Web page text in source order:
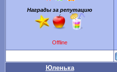
Награды за репутацию
Offline
Юленька